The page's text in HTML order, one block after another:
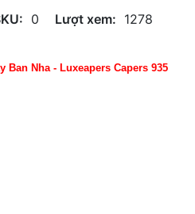
0 Lượt xem: 1278
Ban Nha - Luxeapers Capers 935